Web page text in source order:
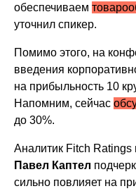
обеспечиваем
уточнил спикер.
Помимо этого, на
введения
на прибыльность 10
Напомним, сейчас
до 30%.
Аналитик Fitch Ratings
Павел Каптел
сильно повлияет на